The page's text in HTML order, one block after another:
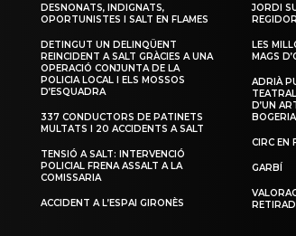
DESNONATS, INDIGNATS,
OPORTUNISTES I SALT EN FLAMES
DETINGUT UN DELINQÜENT
REINCIDENT A SALT GRÀCIES A UNA
OPERACIÓ CONJUNTA DE LA
POLICIA LOCAL I ELS MOSSOS
D’ESQUADRA
337 CONDUCTORS DE PATINETS
MULTATS I 20 ACCIDENTS A SALT
TENSIÓ A SALT: INTERVENCIÓ
POLICIAL FRENA ASSALT A LA
COMISSARIA
ACCIDENT A L’ESPAI GIRONÈS
JORDI
LES
MAGS
ADRIÀ
D’UN
CIRC EN
GARBÍ